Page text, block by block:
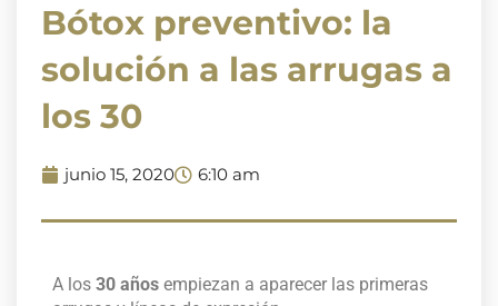
Bótox preventivo: la
solución a las arrugas a
los 30
junio 15, 2020 6:10 am
A los30 añosempiezan a aparecer las primeras